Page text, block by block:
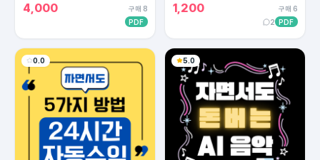
4,000
구매 8
PDF
1,200
구매 6
2 PDF
0.0 5.0